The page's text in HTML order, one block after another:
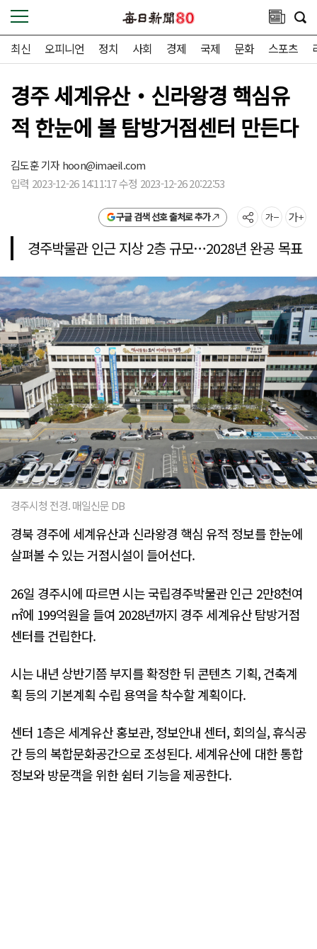
최신 오피니언 정치 사회 경제 국제 문화 스포츠
경주 세계유산‧신라왕경 핵심유
적 한눈에 볼 탐방거점센터 만든다
김도훈 기자hoon@imaeil.com
입력 2023-12-26 14:11:17 수정 2023-12-26 20:22:53
구글 검색 선호 출처로 추가
경주박물관 인근 지상 2층 규모…2028년 완공 목표
경주시청 전경. 매일신문 DB
경북 경주에 세계유산과 신라왕경 핵심 유적 정보를 한눈에
살펴볼 수 있는 거점시설이 들어선다.
26일 경주시에 따르면 시는 국립경주박물관 인근 2만8천여
㎡에 199억원을 들여 2028년까지 경주 세계유산 탐방거점
센터를 건립한다.
시는 내년 상반기쯤 부지를 확정한 뒤 콘텐츠 기획, 건축계
획 등의 기본계획 수립 용역을 착수할 계획이다.
센터 1층은 세계유산 홍보관, 정보안내 센터, 회의실, 휴식공
간 등의 복합문화공간으로 조성된다. 세계유산에 대한 통합
정보와 방문객을 위한 쉼터 기능을 제공한다.